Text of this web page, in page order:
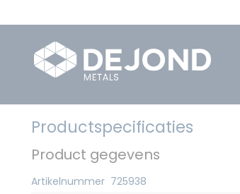
Productspecificaties
Product gegevens
Artikelnummer 725938